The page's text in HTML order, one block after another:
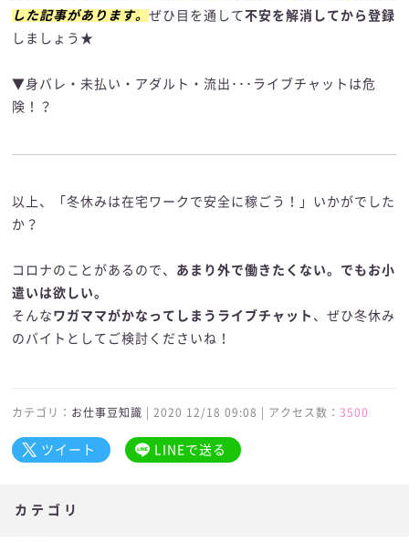
した記事があります。ぜひ目を通して不安を解消してから登録
しましょう★
▼身バレ・未払い・アダルト・流出･･･ライブチャットは危
険！？
以上、「冬休みは在宅ワークで安全に稼ごう！」いかがでした
か？
コロナのことがあるので、 あまり外で働きたくない。でもお小
遣いは欲しい。
そんな ワガママがかなってしまうライブチャット 、ぜひ冬休み
のバイトとしてご検討くださいね！
カテゴリ： お仕事豆知識 | 2020 12/18 09:08 | アクセス数： 3500
ツイート LINEで送る
カテゴリ